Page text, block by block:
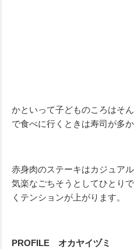
かといって子どものころはそ
で食べに行くときは寿司が多か
赤身肉のステーキはカジュア
気楽なごちそうとしてひとり
くテンションが上がります。
PROFILE オカヤイヅミ